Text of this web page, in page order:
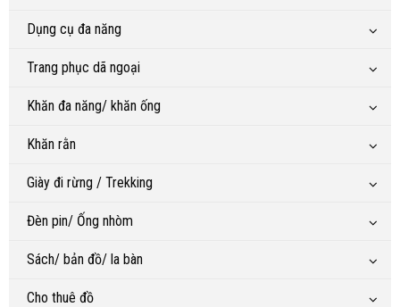
Dụng cụ đa năng
Trang phục dã ngoại
Khăn đa năng/ khăn ống
Khăn rằn
Giày đi rừng / Trekking
Đèn pin/ Ống nhòm
Sách/ bản đồ/ la bàn
Cho thuê đồ